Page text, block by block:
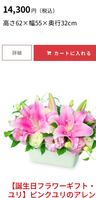
14,300 円（税込）
高さ62×幅55×奥行32cm
詳細 カートに入れる
【誕生日フラワーギフト・
ユリ】ピンクユリのアレン